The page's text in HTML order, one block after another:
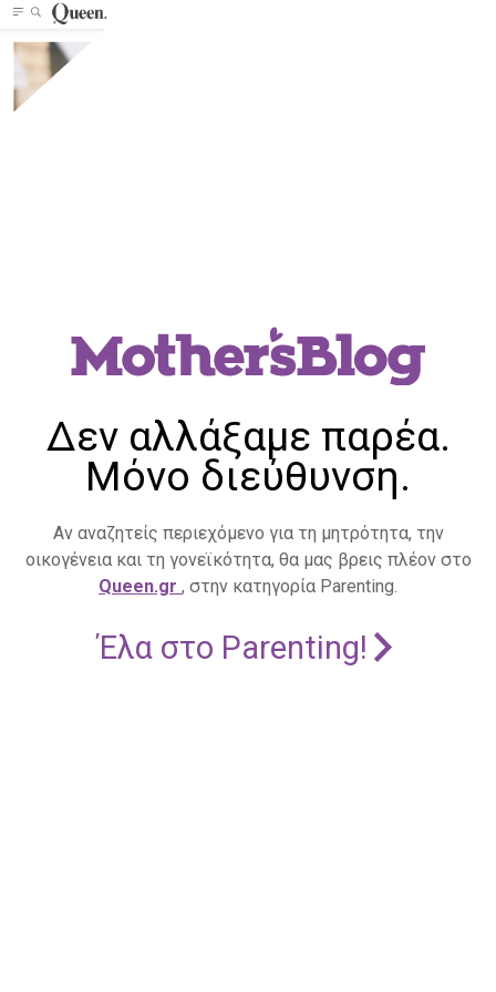
Δεν αλλάξαμε παρέα.
Μόνο διεύθυνση.
Αν αναζητείς περιεχόμενο για τη μητρότητα, την
οικογένεια και τη γονεϊκότητα, θα μας βρεις πλέον στο
Queen.gr , στην κατηγορία Parenting.
Έλα στο Parenting!